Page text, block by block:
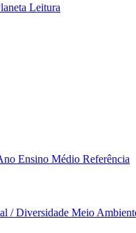
Leitura
Ensino Médio Referência
/ Diversidade Meio